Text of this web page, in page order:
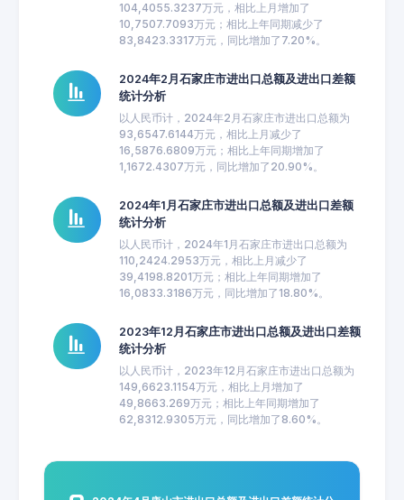
104,4055.3237万元，相比上月增加了
10,7507.7093万元；相比上年同期减少了
83,8423.3317万元，同比增加了7.20%。
2024年2月石家庄市进出口总额及进出口差额
统计分析
以人民币计，2024年2月石家庄市进出口总额为
93,6547.6144万元，相比上月减少了
16,5876.6809万元；相比上年同期增加了
1,1672.4307万元，同比增加了20.90%。
2024年1月石家庄市进出口总额及进出口差额
统计分析
以人民币计，2024年1月石家庄市进出口总额为
110,2424.2953万元，相比上月减少了
39,4198.8201万元；相比上年同期增加了
16,0833.3186万元，同比增加了18.80%。
2023年12月石家庄市进出口总额及进出口差额
统计分析
以人民币计，2023年12月石家庄市进出口总额为
149,6623.1154万元，相比上月增加了
49,8663.269万元；相比上年同期增加了
62,8312.9305万元，同比增加了8.60%。